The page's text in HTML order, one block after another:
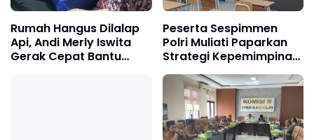
Rumah Hangus Dilalap
Api, Andi Merly Iswita
Gerak Cepat Bantu
Peserta Sespimmen
Polri Muliati Paparkan
Strategi Kepemimpinan
Perubahan Lewat SFAS
di FGD Pontianak